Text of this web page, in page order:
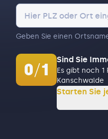
Geben Sie einen
0/1
Sind Sie
Es gibt noch 1
Kanschwalde
Starten Sie